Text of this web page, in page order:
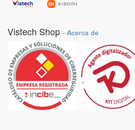
Vistech Shop - Acerca de